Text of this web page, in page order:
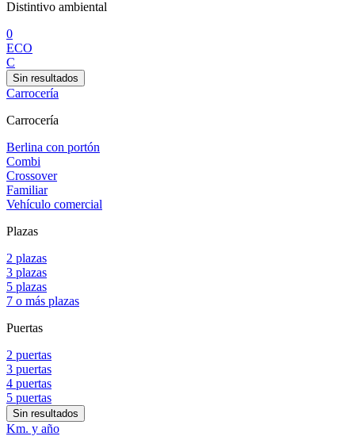
Distintivo ambiental
0
ECO
C
Sin resultados
Carrocería
Carrocería
Berlina con portón
Combi
Crossover
Familiar
Vehículo comercial
Plazas
2 plazas
3 plazas
5 plazas
7 o más plazas
Puertas
2 puertas
3 puertas
4 puertas
5 puertas
Sin resultados
Km. y año